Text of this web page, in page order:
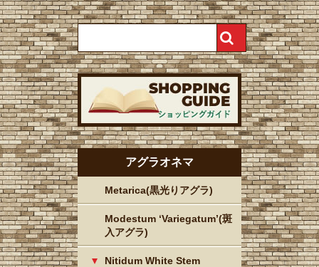
アグラオネマ
Metarica(黒光りアグラ)
Modestum ‘Variegatum’(斑
入アグラ)
Nitidum White Stem